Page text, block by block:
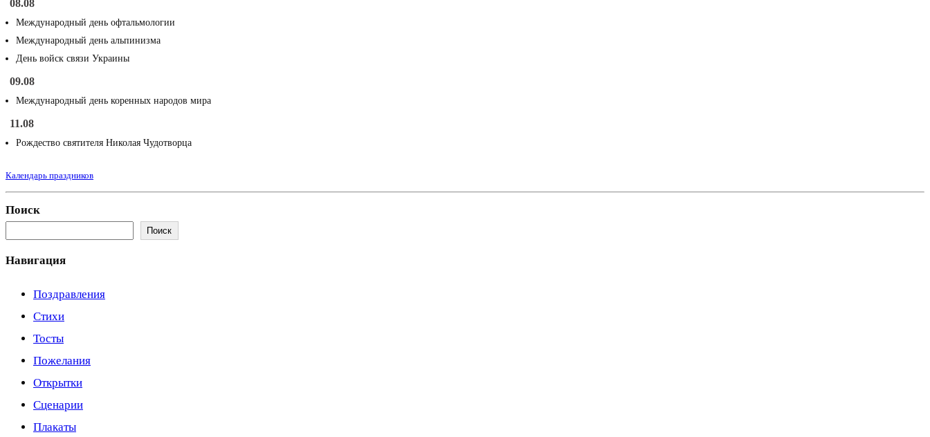
08.08
Международный день офтальмологии
Международный день альпинизма
День войск связи Украины
09.08
Международный день коренных народов мира
11.08
Рождество святителя Николая Чудотворца
Календарь праздников
Поиск
Поиск
Навигация
Поздравления
Стихи
Тосты
Пожелания
Открытки
Сценарии
Плакаты